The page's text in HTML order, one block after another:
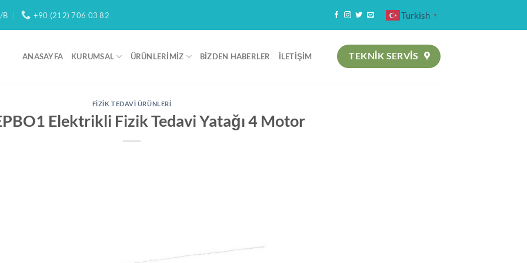
B +90 (212) 706 03 82 Turkish ▼
ANASAYFA KURUMSAL ÜRÜNLERIMIZ BIZDEN HABERLER İLETIŞIM TEKNIK SERVİS
FIZIK TEDAVI ÜRÜNLERI
Elektrikli Fizik Tedavi Yatağı 4 Motor